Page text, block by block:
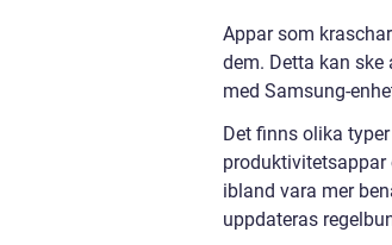
Appar som
dem. Detta kan
med Samsung-
Det finns olika
produktivitetsappar
ibland vara mer
uppdateras